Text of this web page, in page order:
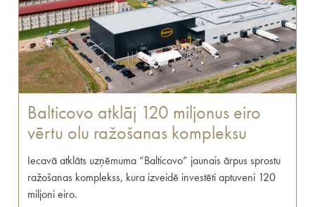
Balticovo atklāj 120 miljonus eiro
vērtu olu ražošanas kompleksu
Iecavā atklāts uzņēmuma “Balticovo” jaunais ārpus sprostu
ražošanas komplekss, kura izveidē investēti aptuveni 120
miljoni eiro.